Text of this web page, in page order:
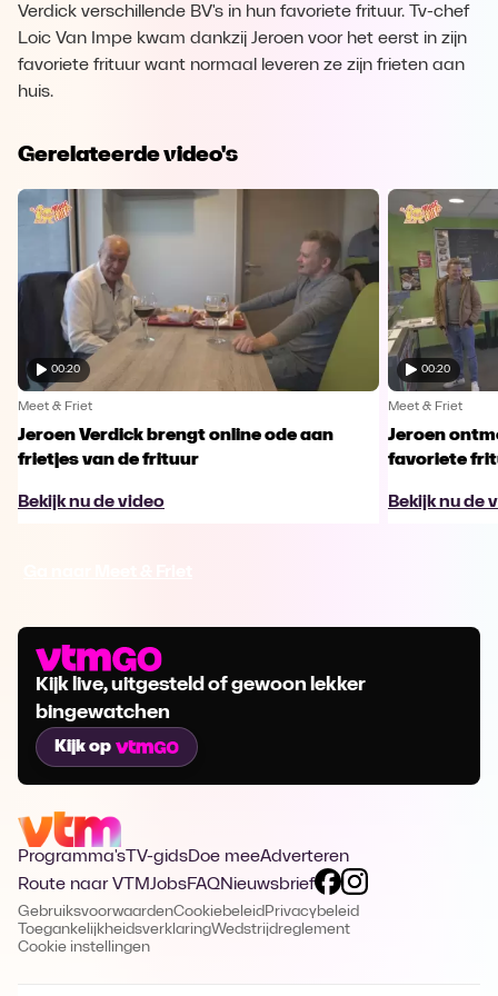
Verdick verschillende BV's in hun favoriete frituur. Tv-chef
Loic Van Impe kwam dankzij Jeroen voor het eerst in zijn
favoriete frituur want normaal leveren ze zijn frieten aan
huis.
Gerelateerde video's
00:20
Meet & Friet
Jeroen Verdick brengt online ode aan
frietjes van de frituur
Bekijk nu de video
00:20
Meet & Friet
Jeroen
favoriete
Bekijk nu de
Kijk live, uitgesteld of gewoon lekker
bingewatchen
Kijk op
Programma's TV-gidsDoe meeAdverteren
Route naar VTMJobsFAQNieuwsbrief
GebruiksvoorwaardenCookiebeleid Privacybeleid
ToegankelijkheidsverklaringWedstrijdreglement
Cookie instellingen